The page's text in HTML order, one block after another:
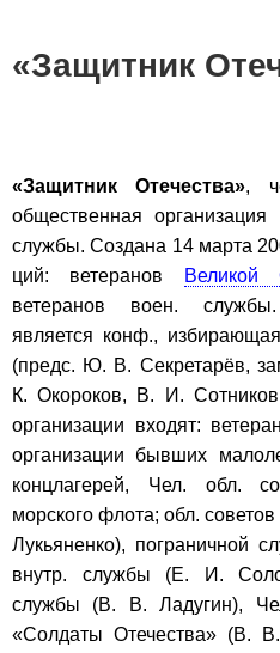
«Защитник
«Защитник Отечества»,
общественная
службы. Создана 14 марта
ций: ветеранов
Великой
ветеранов воен.
является конф.,
(предс. Ю. В. Секретарёв,
К. Окороков, В. И.
организации входят:
организации бывших
концлагерей, Чел. обл.
морского флота; обл.
Лукьяненко), пограничной
внутр. службы (Е. И.
службы (В. В. Ладугин),
«Солдаты Отечества» (В.